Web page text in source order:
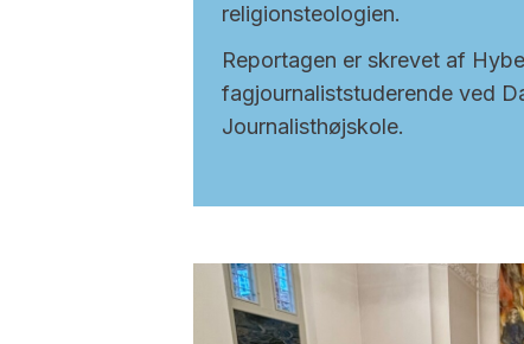
religionsteologien.
Reportagen er skrevet af
fagjournaliststuderende ved
Journalisthøjskole.